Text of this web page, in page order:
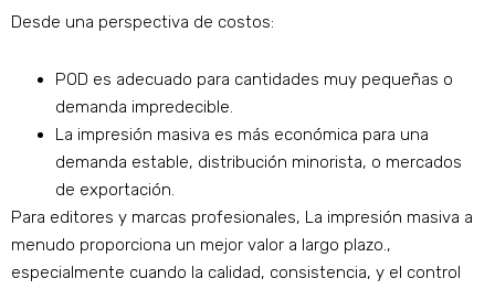
Desde una perspectiva de costos:
POD es adecuado para cantidades muy pequeñas o
demanda impredecible.
La impresión masiva es más económica para una
demanda estable, distribución minorista, o mercados
de exportación.
Para editores y marcas profesionales, La impresión masiva a
menudo proporciona un mejor valor a largo plazo.,
especialmente cuando la calidad, consistencia, y el control